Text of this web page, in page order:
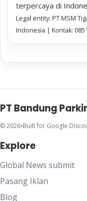
terpercaya di
Legal entity: PT MSM
Indonesia | Kontak:
PT Bandung
© 2026•Built for Google
Explore
Global News submit
Pasang Iklan
Blog